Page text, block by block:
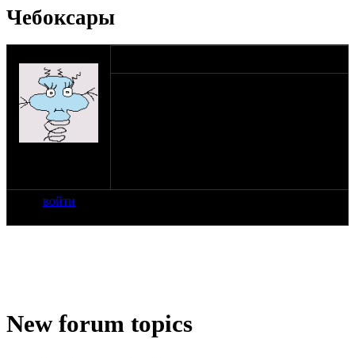
Чебоксары
войти
New forum topics